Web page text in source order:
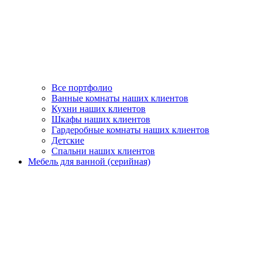
Все портфолио
Ванные комнаты наших клиентов
Кухни наших клиентов
Шкафы наших клиентов
Гардеробные комнаты наших клиентов
Детские
Спальни наших клиентов
Мебель для ванной (серийная)